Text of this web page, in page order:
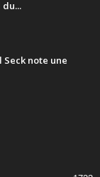
Seck note une